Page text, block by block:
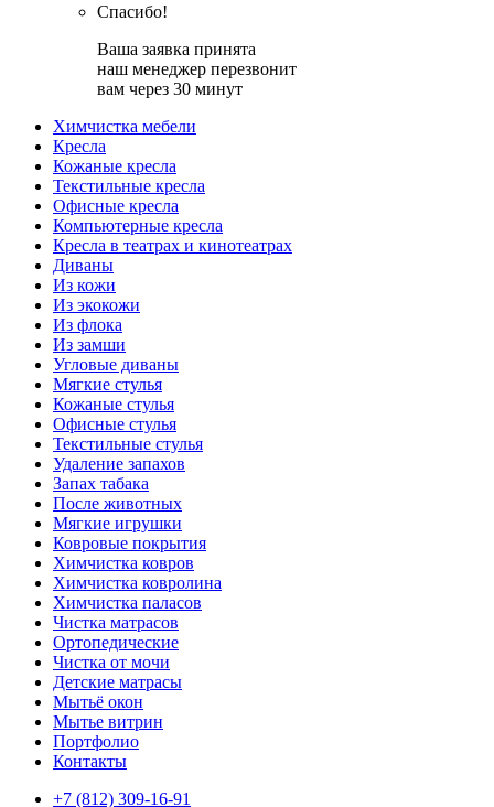
Спасибо!
Ваша заявка принята
наш менеджер перезвонит
вам через 30 минут
Химчистка мебели
Кресла
Кожаные кресла
Текстильные кресла
Офисные кресла
Компьютерные кресла
Кресла в театрах и кинотеатрах
Диваны
Из кожи
Из экокожи
Из флока
Из замши
Угловые диваны
Мягкие стулья
Кожаные стулья
Офисные стулья
Текстильные стулья
Удаление запахов
Запах табака
После животных
Мягкие игрушки
Ковровые покрытия
Химчистка ковров
Химчистка ковролина
Химчистка паласов
Чистка матрасов
Ортопедические
Чистка от мочи
Детские матрасы
Мытьё окон
Мытье витрин
Портфолио
Контакты
+7 (812) 309-16-91